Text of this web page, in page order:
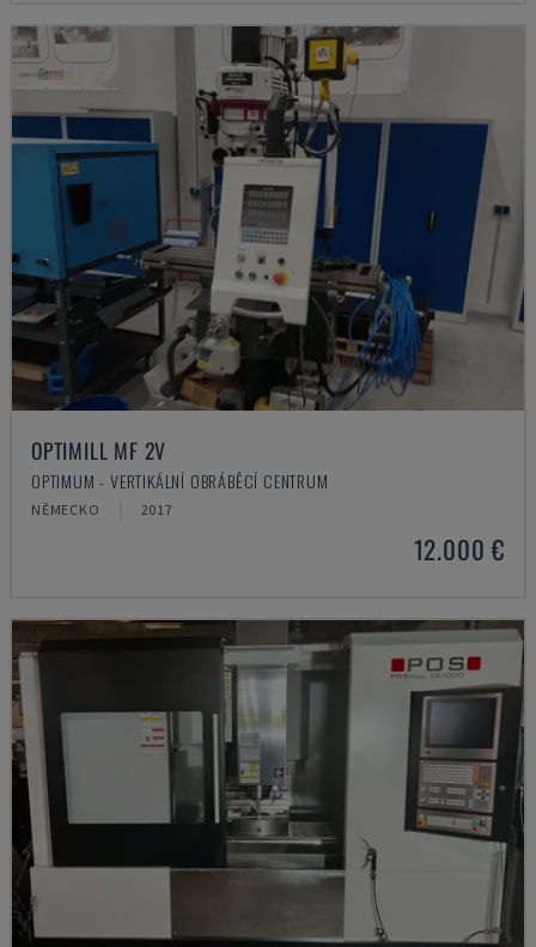
OPTIMILL MF 2V
OPTIMUM - VERTIKÁLNÍ OBRÁBĚCÍ CENTRUM
NĚMECKO 2017
12.000 €